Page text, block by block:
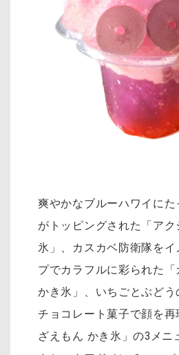
爽やかなブルーハワイに
がトッピングされた「アク
氷」、カスカベ防衛隊をイ
プでカラフルに彩られた
かき氷」、いちごとぶどう
チョコレート菓子で顔を再
ざえもん かき氷」の3メニ